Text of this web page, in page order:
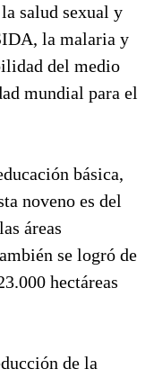
salud sexual y
la malaria y
del medio
mundial para el
básica,
noveno es del
áreas
se logró de
hectáreas
de la